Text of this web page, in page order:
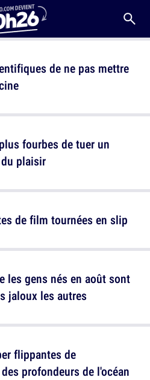
de ne pas mettre
fourbes de tuer un
plaisir
les gens nés en août sont
jaloux les autres
de film tournées en slip
flippantes de
profondeurs de l'océan